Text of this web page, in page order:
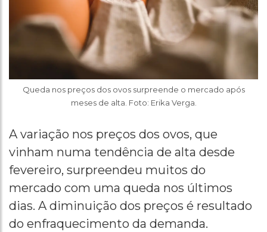
Queda nos preços dos ovos surpreende o mercado após
meses de alta. Foto: Erika Verga.
A variação nos preços dos ovos, que
vinham numa tendência de alta desde
fevereiro, surpreendeu muitos do
mercado com uma queda nos últimos
dias. A diminuição dos preços é resultado
do enfraquecimento da demanda.